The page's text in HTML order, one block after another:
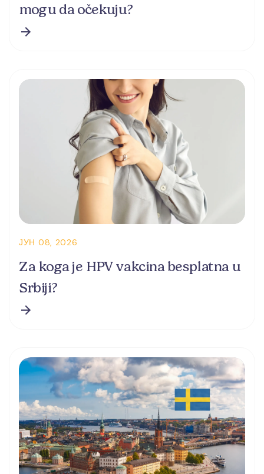
mogu da očekuju?
ЈУН 08, 2026
Za koga je HPV vakcina besplatna u
Srbiji?